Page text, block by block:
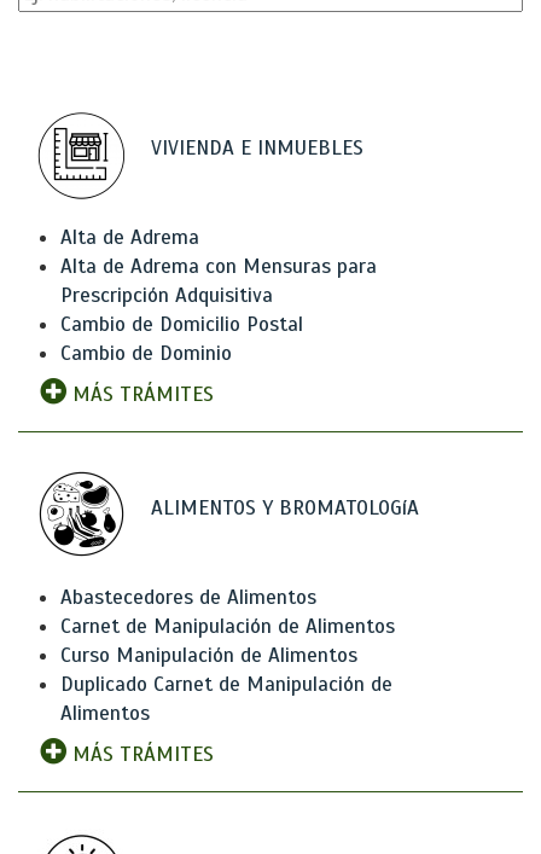
VIVIENDA E INMUEBLES
Alta de Adrema
Alta de Adrema con Mensuras para
Prescripción Adquisitiva
Cambio de Domicilio Postal
Cambio de Dominio
MÁS TRÁMITES
ALIMENTOS Y BROMATOLOGíA
Abastecedores de Alimentos
Carnet de Manipulación de Alimentos
Curso Manipulación de Alimentos
Duplicado Carnet de Manipulación de
Alimentos
MÁS TRÁMITES